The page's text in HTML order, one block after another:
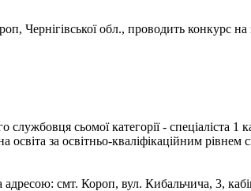
Чернігівської обл., проводить конкурс
сьомої категорії - спеціаліста 1
за освітньо-кваліфікаційним рівнем
адресою: смт. Короп, вул. Кибальчича, 3,